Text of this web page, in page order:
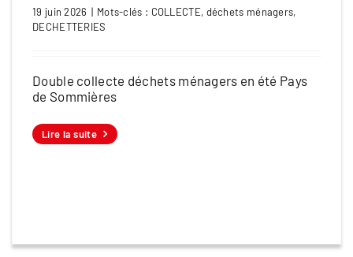
19 juin 2026 | Mots-clés : COLLECTE, déchets ménagers,
DECHETTERIES
Double collecte déchets ménagers en été Pays
de Sommières
Lire la suite